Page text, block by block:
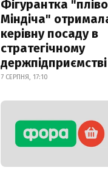
Фігурантка
Міндіча"
керівну посаду в
стратегічному
держпідприємстві
7 СЕРПНЯ, 17:10